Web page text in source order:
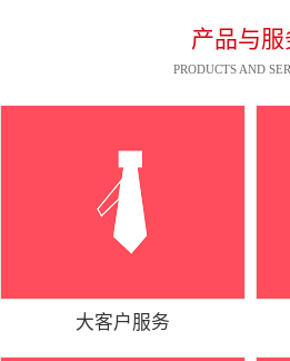
产品与服
PRODUCTS AND
大客户服务